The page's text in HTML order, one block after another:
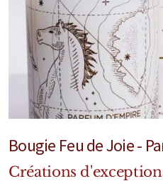
Bougie Feu de Joie -
Créations
Bougies
Diffuseurs
Cosmétiques